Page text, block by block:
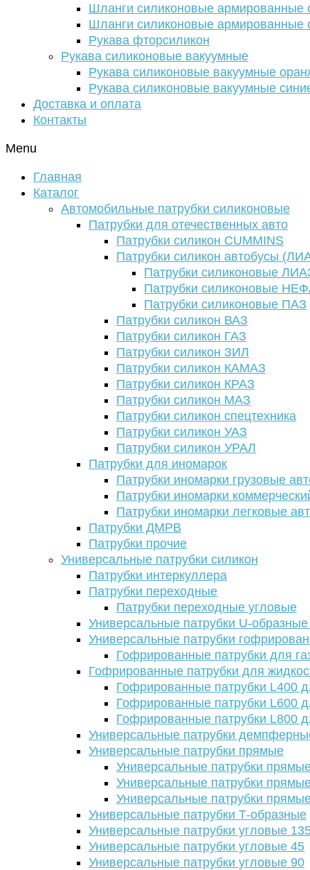
Шланги силиконовые армированные
Шланги силиконовые армированные
Рукава фторсиликон
Рукава силиконовые вакуумные
Рукава силиконовые вакуумные
Рукава силиконовые вакуумные
Доставка и оплата
Контакты
Menu
Главная
Каталог
Автомобильные патрубки силиконовые
Патрубки для отечественных авто
Патрубки силикон CUMMINS
Патрубки силикон автобусы
Патрубки силиконовые
Патрубки силиконовые
Патрубки силиконовые ПАЗ
Патрубки силикон ВАЗ
Патрубки силикон ГАЗ
Патрубки силикон ЗИЛ
Патрубки силикон КАМАЗ
Патрубки силикон КРАЗ
Патрубки силикон МАЗ
Патрубки силикон спецтехника
Патрубки силикон УАЗ
Патрубки силикон УРАЛ
Патрубки для иномарок
Патрубки иномарки грузовые
Патрубки иномарки
Патрубки иномарки легковые
Патрубки ДМРВ
Патрубки прочие
Универсальные патрубки силикон
Патрубки интеркуллера
Патрубки переходные
Патрубки переходные угловые
Универсальные патрубки U-
Универсальные патрубки
Гофрированные патрубки для
Гофрированные патрубки для
Гофрированные патрубки L400
Гофрированные патрубки L600
Гофрированные патрубки L800
Универсальные патрубки
Универсальные патрубки прямые
Универсальные патрубки
Универсальные патрубки
Универсальные патрубки
Универсальные патрубки Т-образные
Универсальные патрубки угловые
Универсальные патрубки угловые 45
Универсальные патрубки угловые 90